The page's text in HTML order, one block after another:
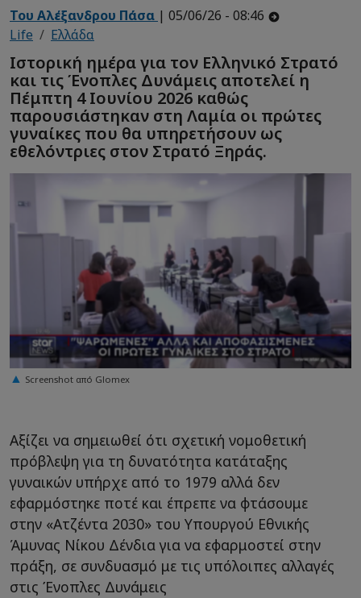
Του Αλέξανδρου Πάσα | 05/06/26 - 08:46
Life
Ελλάδα
Ιστορική ημέρα για τον Ελληνικό Στρατό
και τις Ένοπλες Δυνάμεις αποτελεί η
Πέμπτη 4 Ιουνίου 2026 καθώς
παρουσιάστηκαν στη Λαμία οι πρώτες
γυναίκες που θα υπηρετήσουν ως
εθελόντριες στον Στρατό Ξηράς.
Screenshot από Glomex
Αξίζει να σημειωθεί ότι σχετική νομοθετική
πρόβλεψη για τη δυνατότητα κατάταξης
γυναικών υπήρχε από το 1979 αλλά δεν
εφαρμόστηκε ποτέ και έπρεπε να φτάσουμε
στην «Ατζέντα 2030» του Υπουργού Εθνικής
Άμυνας Νίκου Δένδια για να εφαρμοστεί στην
πράξη, σε συνδυασμό με τις υπόλοιπες αλλαγές
στις Ένοπλες Δυνάμεις